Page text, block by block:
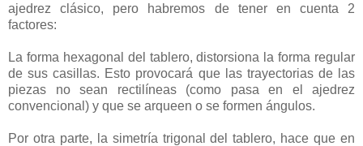
ajedrez clásico, pero habremos de tener en cuenta 2
factores:
La forma hexagonal del tablero, distorsiona la forma regular
de sus casillas. Esto provocará que las trayectorias de las
piezas no sean rectilíneas (como pasa en el ajedrez
convencional) y que se arqueen o se formen ángulos.
Por otra parte, la simetría trigonal del tablero, hace que en